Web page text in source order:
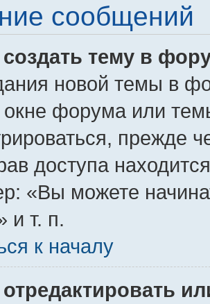
сообщений
тему в
новой темы в
окне форума или
прежде
доступа
«Вы можете
и т. п.
к началу